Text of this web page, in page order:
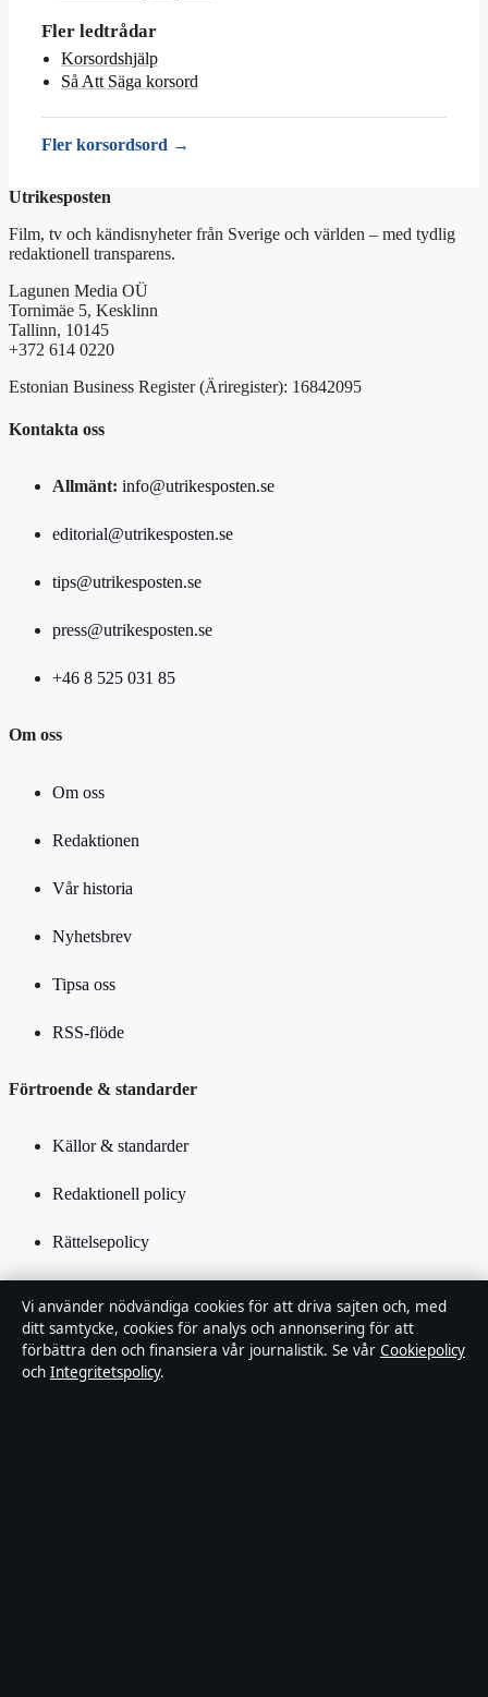
Fler ledtrådar
Korsordshjälp
Så Att Säga korsord
Fler korsordsord →
Utrikesposten
Film, tv och kändisnyheter från Sverige och världen – med tydlig
redaktionell transparens.
Lagunen Media OÜ
Tornimäe 5, Kesklinn
Tallinn, 10145
+372 614 0220
Estonian Business Register (Äriregister): 16842095
Kontakta oss
Allmänt: info@utrikesposten.se
editorial@utrikesposten.se
tips@utrikesposten.se
press@utrikesposten.se
+46 8 525 031 85
Om oss
Om oss
Redaktionen
Vår historia
Nyhetsbrev
Tipsa oss
RSS-flöde
Förtroende & standarder
Källor & standarder
Redaktionell policy
Rättelsepolicy
Integritetspolicy
Kändisar & integritet
Vi använder nödvändiga cookies för att driva sajten och, med
ditt samtycke, cookies för analys och annonsering för att
förbättra den och finansiera vår journalistik. Se vår Cookiepolicy
och Integritetspolicy.